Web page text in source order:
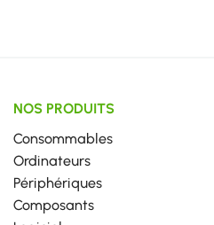
NOS PRODUITS
Consommables
Ordinateurs
Périphériques
Composants